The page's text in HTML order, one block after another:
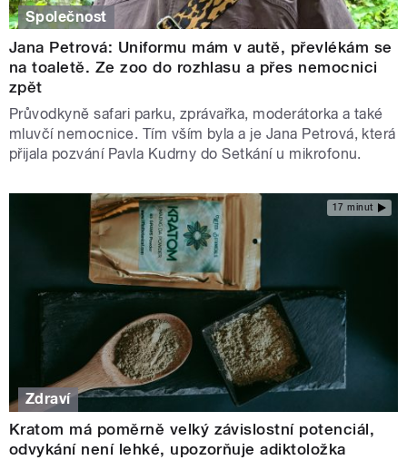
Společnost
Jana Petrová: Uniformu mám v autě, převlékám se
na toaletě. Ze zoo do rozhlasu a přes nemocnici
zpět
Průvodkyně safari parku, zprávařka, moderátorka a také
mluvčí nemocnice. Tím vším byla a je Jana Petrová, která
přijala pozvání Pavla Kudrny do Setkání u mikrofonu.
17 minut
Zdraví
Kratom má poměrně velký závislostní potenciál,
odvykání není lehké, upozorňuje adiktoložka